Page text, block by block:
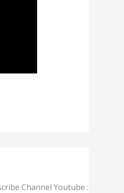
Channel Youtube :